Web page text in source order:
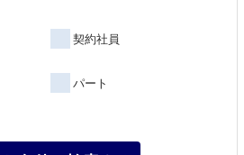
契約社員
パート